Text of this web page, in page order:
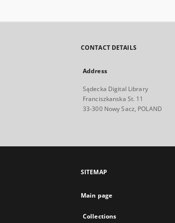
CONTACT DETAILS
Address
Sądecka Digital Library
Franciszkanska St. 11
33-300 Nowy Sacz, POLAND
SITEMAP
Main page
Collections